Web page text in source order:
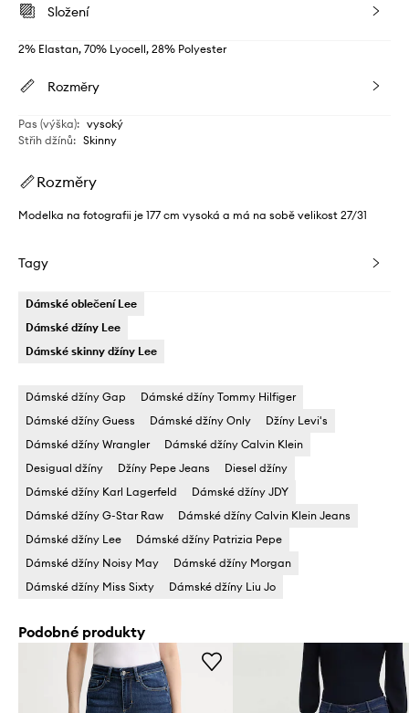
Složení
2% Elastan, 70% Lyocell, 28% Polyester
Rozměry
Pas (výška): vysoký
Střih džínů: Skinny
Rozměry
Modelka na fotografii je 177 cm vysoká a má na sobě velikost 27/31
Tagy
Dámské oblečení Lee
Dámské džíny Lee
Dámské skinny džíny Lee
Dámské džíny Gap
Dámské džíny Tommy Hilfiger
Dámské džíny Guess
Dámské džíny Only
Džíny Levi's
Dámské džíny Wrangler
Dámské džíny Calvin Klein
Desigual džíny
Džíny Pepe Jeans
Diesel džíny
Dámské džíny Karl Lagerfeld
Dámské džíny JDY
Dámské džíny G-Star Raw
Dámské džíny Calvin Klein Jeans
Dámské džíny Lee
Dámské džíny Patrizia Pepe
Dámské džíny Noisy May
Dámské džíny Morgan
Dámské džíny Miss Sixty
Dámské džíny Liu Jo
Podobné produkty